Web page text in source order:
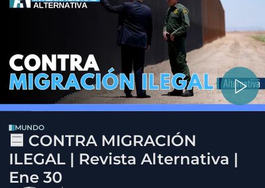
MUNDO
🟦 CONTRA MIGRACIÓN
ILEGAL | Revista Alternativa |
Ene 30